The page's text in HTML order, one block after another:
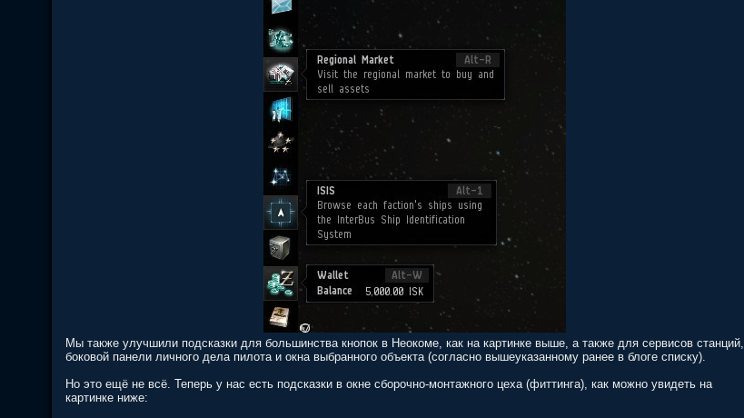
Мы также улучшили подсказки для большинства кнопок в Неокоме, как на картинке выше, а также для сервисов станций,
боковой панели личного дела пилота и окна выбранного объекта (согласно вышеуказанному ранее в блоге списку).
Но это ещё не всё. Теперь у нас есть подсказки в окне сборочно-монтажного цеха (фиттинга), как можно увидеть на
картинке ниже: